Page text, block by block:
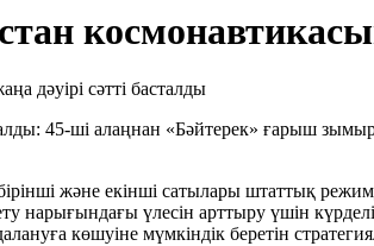
45-ші алаңнан «Бәйтерек» ғарыш
және екінші сатылары штаттық
нарығындағы үлесін арттыру үшін
көшуіне мүмкіндік беретін